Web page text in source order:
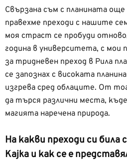
Свързана съм с планината
правехме преходи с нашите
моя страст се пробуди
година в университета, с мои
за тридневен преход в Рила
се запознах с високата
изгрева сред облаците. От
да търся различни места,
магията наречена природа.
На какви преходи си била
Kajka и как се е